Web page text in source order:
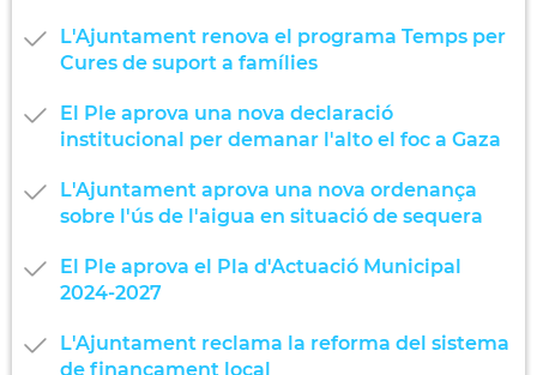
L'Ajuntament renova el programa Temps per
Cures de suport a famílies
El Ple aprova una nova declaració
institucional per demanar l'alto el foc a Gaza
L'Ajuntament aprova una nova ordenança
sobre l'ús de l'aigua en situació de sequera
El Ple aprova el Pla d'Actuació Municipal
2024-2027
L'Ajuntament reclama la reforma del sistema
de finançament local